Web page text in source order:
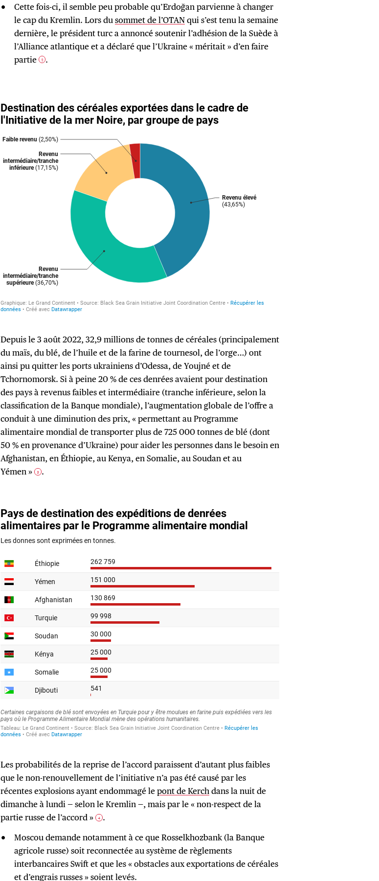
Cette fois-ci, il semble peu probable qu’Erdoğan parvienne à changer
le cap du Kremlin. Lors du sommet de l’OTANqui s’est tenu la semaine
dernière, le président turc a annoncé soutenir l’adhésion de la Suède à
l’Alliance atlantique et a déclaré que l’Ukraine « méritait » d’en faire
partie 2 .
Depuis le 3 août 2022, 32,9 millions de tonnes de céréales (principalement
du maïs, du blé, de l’huile et de la farine de tournesol, de l’orge…) ont
ainsi pu quitter les ports ukrainiens d’Odessa, de Youjné et de
Tchornomorsk. Si à peine 20 % de ces denrées avaient pour destination
des pays à revenus faibles et intermédiaire (tranche inférieure, selon la
classification de la Banque mondiale), l’augmentation globale de l’offre a
conduit à une diminution des prix, « permettant au Programme
alimentaire mondial de transporter plus de 725 000 tonnes de blé (dont
50 % en provenance d’Ukraine) pour aider les personnes dans le besoin en
Afghanistan, en Éthiopie, au Kenya, en Somalie, au Soudan et au
Yémen » 3 .
Les probabilités de la reprise de l’accord paraissent d’autant plus faibles
que le non-renouvellement de l’initiative n’a pas été causé par les
récentes explosions ayant endommagé lepont de Kerchdans la nuit de
dimanche à lundi — selon le Kremlin —, mais par le « non-respect de la
partie russe de l’accord » 4 .
Moscou demande notamment à ce que Rosselkhozbank (la Banque
agricole russe) soit reconnectée au système de règlements
interbancaires Swift et que les « obstacles aux exportations de céréales
et d’engrais russes » soient levés.